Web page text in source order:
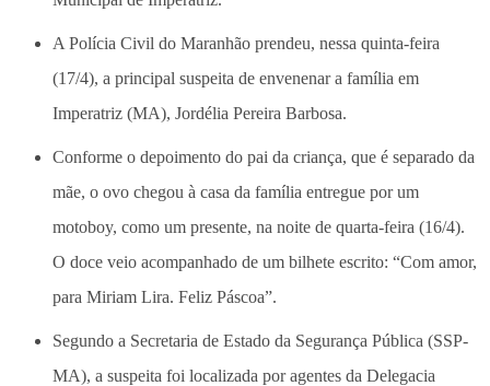
A Polícia Civil do Maranhão prendeu, nessa quinta-feira
(17/4), a principal suspeita de envenenar a família em
Imperatriz (MA), Jordélia Pereira Barbosa.
Conforme o depoimento do pai da criança, que é separado da
mãe, o ovo chegou à casa da família entregue por um
motoboy, como um presente, na noite de quarta-feira (16/4).
O doce veio acompanhado de um bilhete escrito: “Com amor,
para Miriam Lira. Feliz Páscoa”.
Segundo a Secretaria de Estado da Segurança Pública (SSP-
MA), a suspeita foi localizada por agentes da Delegacia